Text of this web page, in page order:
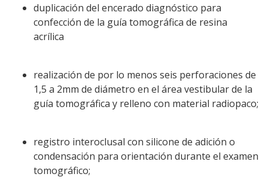
duplicación del encerado diagnóstico para
confección de la guía tomográfica de resina
acrílica
realización de por lo menos seis perforaciones de
1,5 a 2mm de diámetro en el área vestibular de la
guía tomográfica y relleno con material radiopaco;
registro interoclusal con silicone de adición o
condensación para orientación durante el examen
tomográfico;